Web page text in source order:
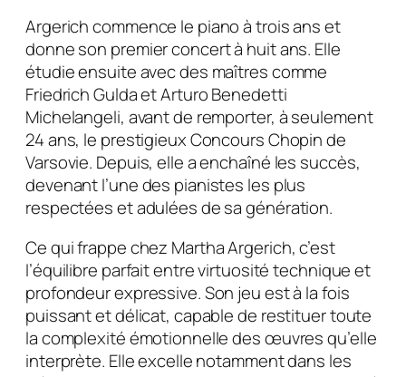
Argerich commence le piano à trois ans et
donne son premier concert à huit ans. Elle
étudie ensuite avec des maîtres comme
Friedrich Gulda et Arturo Benedetti
Michelangeli, avant de remporter, à seulement
24 ans, le prestigieux Concours Chopin de
Varsovie. Depuis, elle a enchaîné les succès,
devenant l’une des pianistes les plus
respectées et adulées de sa génération.
Ce qui frappe chez Martha Argerich, c’est
l’équilibre parfait entre virtuosité technique et
profondeur expressive. Son jeu est à la fois
puissant et délicat, capable de restituer toute
la complexité émotionnelle des œuvres qu’elle
interprète. Elle excelle notamment dans les